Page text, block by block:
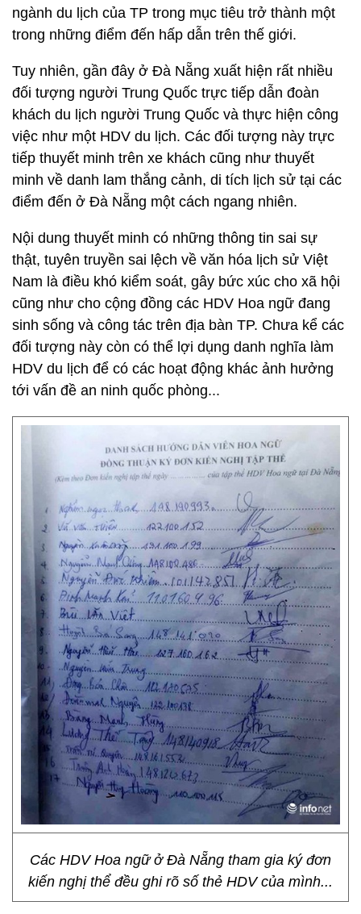
ngành du lịch của TP trong mục tiêu trở thành một
trong những điểm đến hấp dẫn trên thế giới.
Tuy nhiên, gần đây ở Đà Nẵng xuất hiện rất nhiều
đối tượng người Trung Quốc trực tiếp dẫn đoàn
khách du lịch người Trung Quốc và thực hiện công
việc như một HDV du lịch. Các đối tượng này trực
tiếp thuyết minh trên xe khách cũng như thuyết
minh về danh lam thắng cảnh, di tích lịch sử tại các
điểm đến ở Đà Nẵng một cách ngang nhiên.
Nội dung thuyết minh có những thông tin sai sự
thật, tuyên truyền sai lệch về văn hóa lịch sử Việt
Nam là điều khó kiểm soát, gây bức xúc cho xã hội
cũng như cho cộng đồng các HDV Hoa ngữ đang
sinh sống và công tác trên địa bàn TP. Chưa kể các
đối tượng này còn có thể lợi dụng danh nghĩa làm
HDV du lịch để có các hoạt động khác ảnh hưởng
tới vấn đề an ninh quốc phòng...
Các HDV Hoa ngữ ở Đà Nẵng tham gia ký đơn
kiến nghị thể đều ghi rõ số thẻ HDV của mình...